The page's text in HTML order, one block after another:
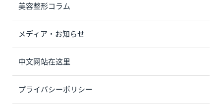
美容整形コラム
メディア・お知らせ
中文网站在这里
プライバシーポリシー